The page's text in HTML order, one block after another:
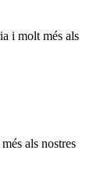
i molt més als
als nostres